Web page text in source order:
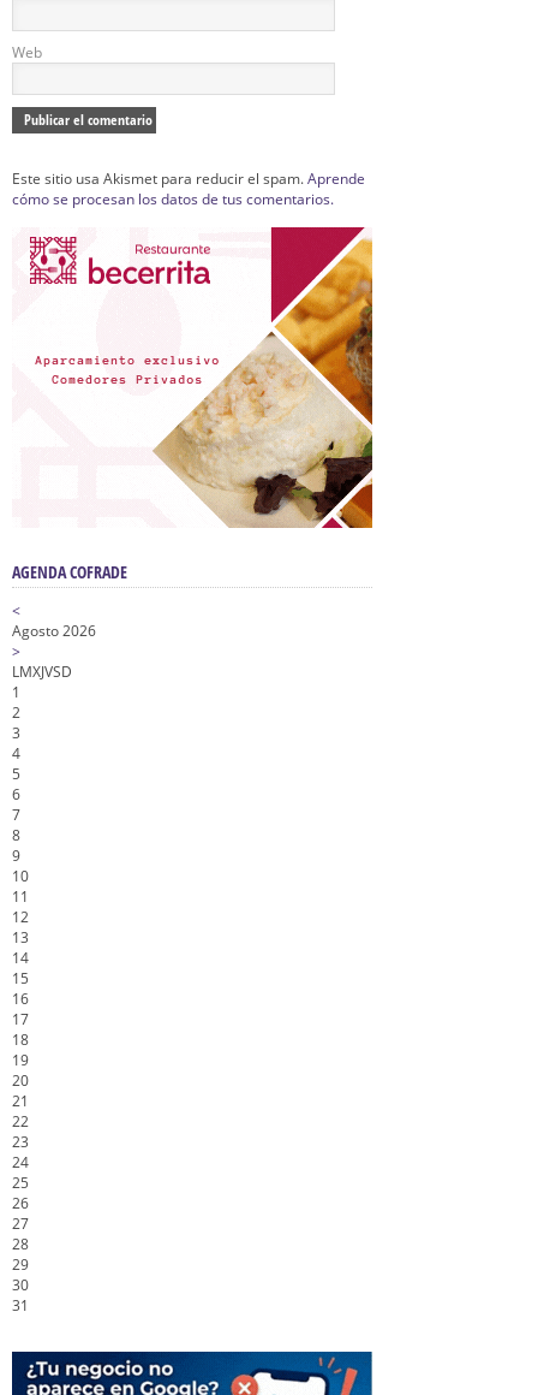
Web
Este sitio usa Akismet para reducir el spam.Aprende
cómo se procesan los datos de tus comentarios.
AGENDA COFRADE
<
Agosto 2026
>
LMXJVSD
1
2
3
4
5
6
7
8
9
10
11
12
13
14
15
16
17
18
19
20
21
22
23
24
25
26
27
28
29
30
31